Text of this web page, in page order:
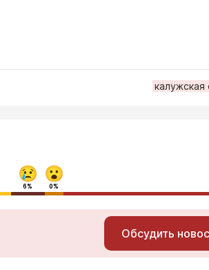
калужская
6% 0%
Обсудить